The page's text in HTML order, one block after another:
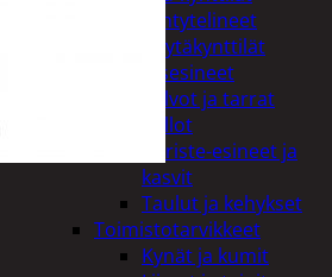
Lyhtytelineet
Pöytäkynttilät
Sisustusesineet
Kalvot ja tarrat
Kellot
Koriste-esineet ja
kasvit
Taulut ja kehykset
Toimistotarvikkeet
Kynät ja kumit